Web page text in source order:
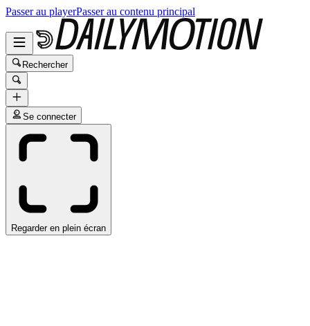
Passer au playerPasser au contenu principal
Rechercher
Se connecter
Regarder en plein écran